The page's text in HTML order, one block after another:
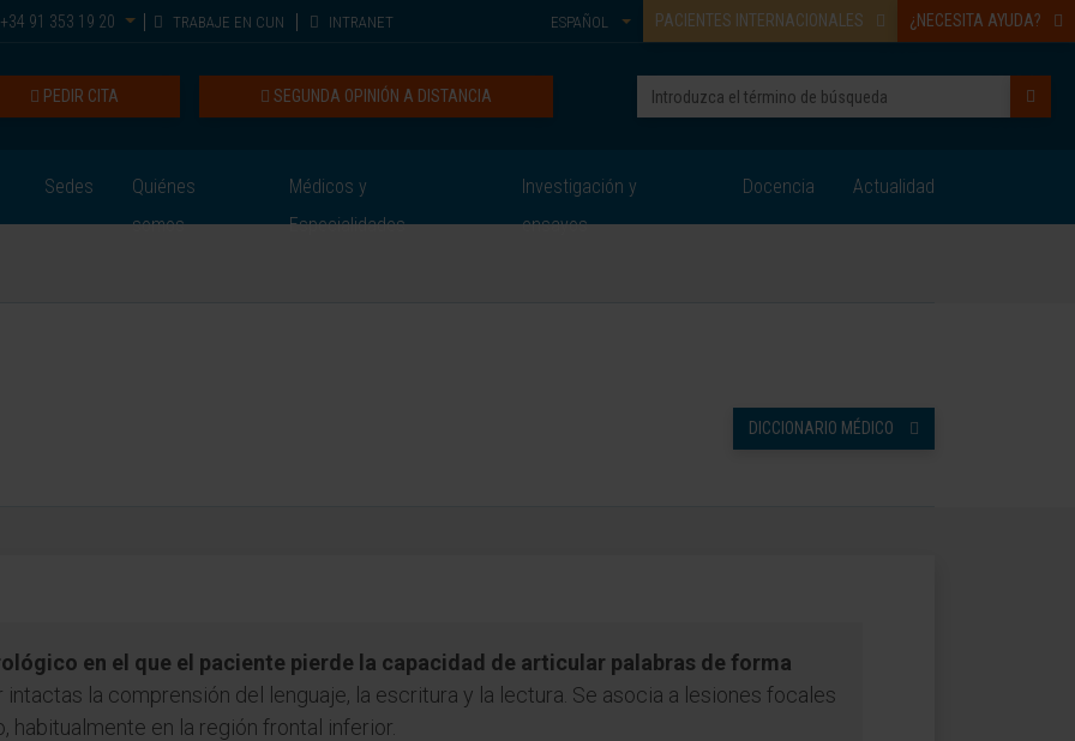
+34 91 353 19 20 TRABAJE EN CUN INTRANET PACIENTES INTERNACIONALES ¿NECESITA AYUDA?
ESPAÑOL
SEGUNDA OPINIÓN A DISTANCIA
PEDIR CITA
Sedes
Quiénes
somos
Médicos y
Especialidades
Investigación y
ensayos
Docencia Actualidad
DICCIONARIO MÉDICO
en el que el paciente pierde la capacidad de articular palabras de forma
intactas la comprensión del lenguaje, la escritura y la lectura. Se asocia a lesiones focales
en la región frontal inferior.